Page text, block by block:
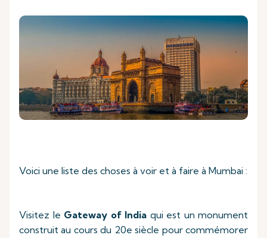
Voici une liste des choses à voir et à faire à Mumbai :
Visitez le Gateway of India qui est un monument
construit au cours du 20e siècle pour commémorer